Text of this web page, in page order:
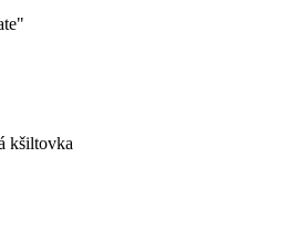
kšiltovka